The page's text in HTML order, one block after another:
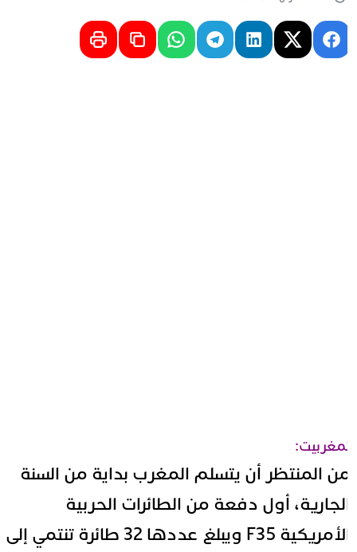
المنتظر أن يتسلم المغرب بداية من السنة
أول دفعة من الطائرات الحربية
الأمريكية F35 ويبلغ عددها 32 طائرة تنتمي إلى